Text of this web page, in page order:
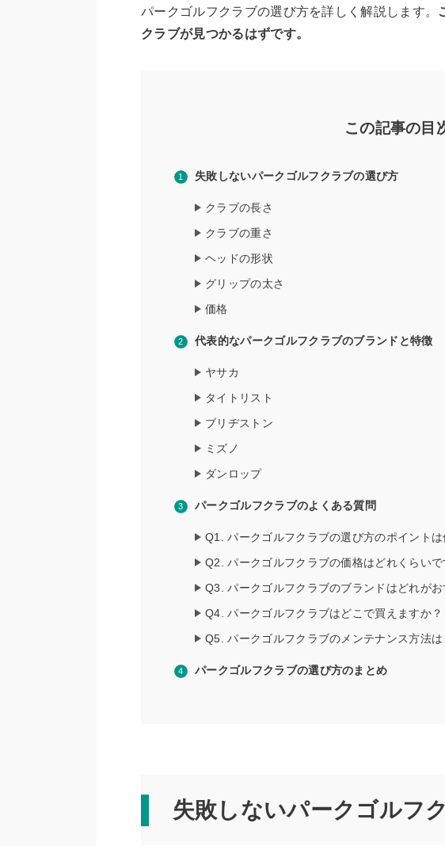
パークゴルフクラブの選び方を詳しく解説します。
クラブが見つかるはずです。
この記事の目
失敗しないパークゴルフクラブの選び方
クラブの長さ
クラブの重さ
ヘッドの形状
グリップの太さ
価格
代表的なパークゴルフクラブのブランドと特徴
ヤサカ
タイトリスト
ブリヂストン
ミズノ
ダンロップ
パークゴルフクラブのよくある質問
Q1. パークゴルフクラブの選び方のポイントは
Q2. パークゴルフクラブの価格はどれくらいで
Q3. パークゴルフクラブのブランドはどれがお
Q4. パークゴルフクラブはどこで買えますか？
Q5. パークゴルフクラブのメンテナンス方法は
パークゴルフクラブの選び方のまとめ
失敗しないパークゴルフ